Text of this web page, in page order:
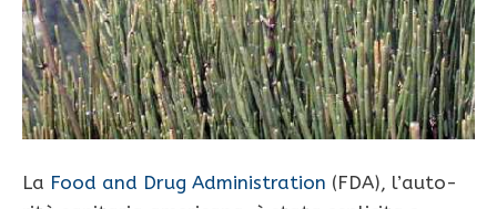
La Food and Drug Administration (FDA), l’auto­